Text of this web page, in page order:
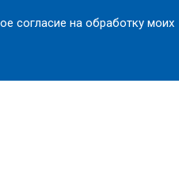
согласие на обработку моих